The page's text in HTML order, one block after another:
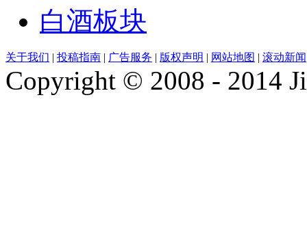
白酒板块
关于我们 | 投稿指南 | 广告服务 | 版权声明 | 网站地图 | 滚动新闻
Copyright © 2008 - 2014